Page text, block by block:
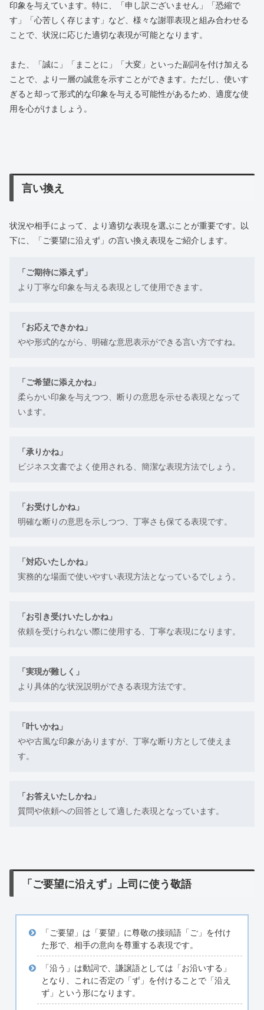
印象を与えています。特に、「申し訳ございません」「恐縮で
す」「心苦しく存じます」など、様々な謝罪表現と組み合わせる
ことで、状況に応じた適切な表現が可能となります。
また、「誠に」「まことに」「大変」といった副詞を付け加える
ことで、より一層の誠意を示すことができます。ただし、使いす
ぎると却って形式的な印象を与える可能性があるため、適度な使
用を心がけましょう。
言い換え
状況や相手によって、より適切な表現を選ぶことが重要です。以
下に、「ご要望に沿えず」の言い換え表現をご紹介します。
「ご期待に添えず」
より丁寧な印象を与える表現として使用できます。
「お応えできかね」
やや形式的ながら、明確な意思表示ができる言い方ですね。
「ご希望に添えかね」
柔らかい印象を与えつつ、断りの意思を示せる表現となって
います。
「承りかね」
ビジネス文書でよく使用される、簡潔な表現方法でしょう。
「お受けしかね」
明確な断りの意思を示しつつ、丁寧さも保てる表現です。
「対応いたしかね」
実務的な場面で使いやすい表現方法となっているでしょう。
「お引き受けいたしかね」
依頼を受けられない際に使用する、丁寧な表現になります。
「実現が難しく」
より具体的な状況説明ができる表現方法です。
「叶いかね」
やや古風な印象がありますが、丁寧な断り方として使えま
す。
「お答えいたしかね」
質問や依頼への回答として適した表現となっています。
「ご要望に沿えず」上司に使う敬語
「ご要望」は「要望」に尊敬の接頭語「ご」を付け
た形で、相手の意向を尊重する表現です。
「沿う」は動詞で、謙譲語としては「お沿いする」
となり、これに否定の「ず」を付けることで「沿え
ず」という形になります。